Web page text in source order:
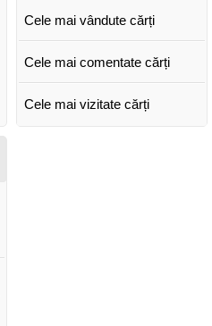
Cele mai vândute cărți
Cele mai comentate cărți
Cele mai vizitate cărți